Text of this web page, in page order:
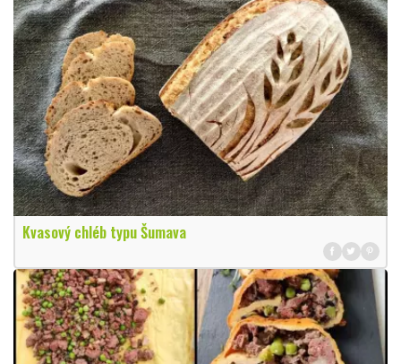
Kvasový chléb typu Šumava